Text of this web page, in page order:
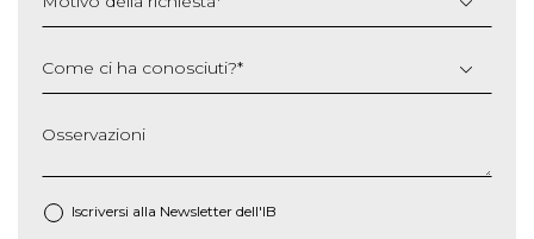
Come ci ha conosciuti?*
Osservazioni
Iscriversi alla Newsletter dell'IB